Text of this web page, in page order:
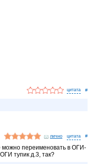
#
лично #
можно переименовать в ОГИ-
тупик д.3, так?